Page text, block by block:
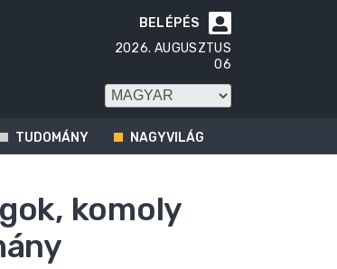

BELÉPÉS
2026. AUGUSZTUS
06
TUDOMÁNY NAGYVILÁG
komoly